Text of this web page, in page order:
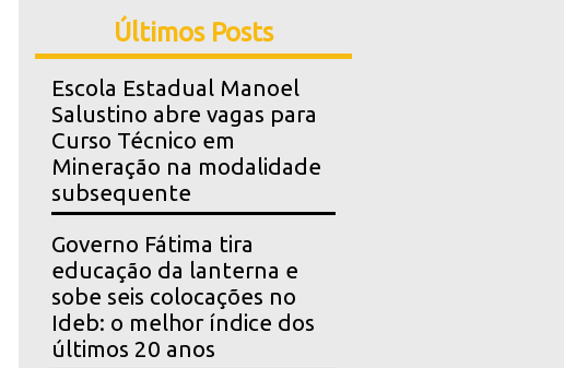
Últimos Posts
Escola Estadual Manoel
Salustino abre vagas para
Curso Técnico em
Mineração na modalidade
subsequente
Governo Fátima tira
educação da lanterna e
sobe seis colocações no
Ideb: o melhor índice dos
últimos 20 anos